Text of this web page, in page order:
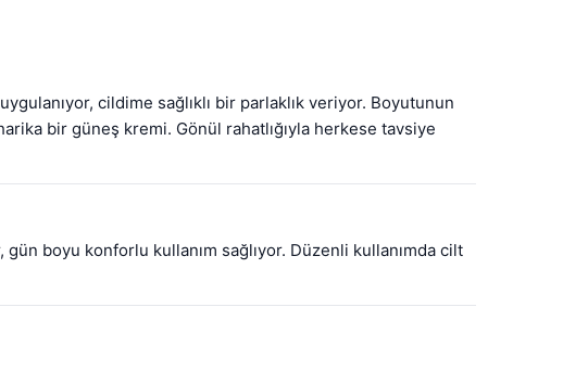
cildime sağlıklı bir parlaklık veriyor. Boyutunun
bir güneş kremi. Gönül rahatlığıyla herkese tavsiye
boyu konforlu kullanım sağlıyor. Düzenli kullanımda cilt